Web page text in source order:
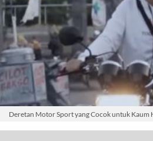
Deretan Motor Sport yang Cocok untuk Kaum